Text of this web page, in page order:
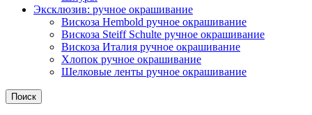
Эксклюзив: ручное окрашивание
Вискоза Hembold ручное окрашивание
Вискоза Steiff Schulte ручное окрашивание
Вискоза Италия ручное окрашивание
Хлопок ручное окрашивание
Шелковые ленты ручное окрашивание
Поиск